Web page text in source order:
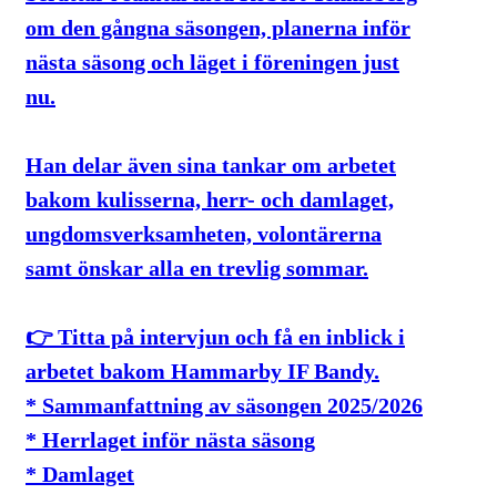
om den gångna säsongen, planerna inför
nästa säsong och läget i föreningen just
nu.
Han delar även sina tankar om arbetet
bakom kulisserna, herr- och damlaget,
ungdomsverksamheten, volontärerna
samt önskar alla en trevlig sommar.
👉 Titta på intervjun och få en inblick i
arbetet bakom Hammarby IF Bandy.
* Sammanfattning av säsongen 2025/2026
* Herrlaget inför nästa säsong
* Damlaget